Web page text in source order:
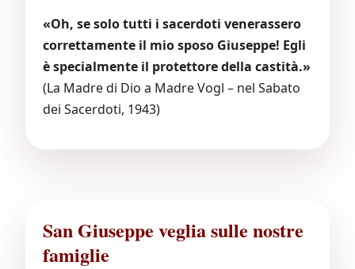
«Oh, se solo tutti i sacerdoti venerassero
correttamente il mio sposo Giuseppe! Egli
è specialmente il protettore della castità.»
(La Madre di Dio a Madre Vogl – nel Sabato
dei Sacerdoti, 1943)
San Giuseppe veglia sulle nostre
famiglie